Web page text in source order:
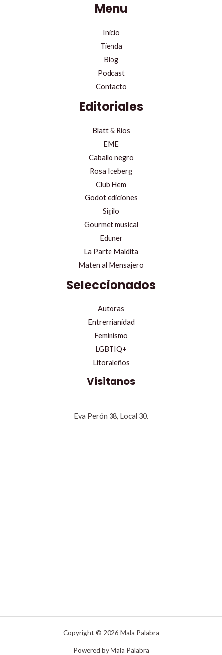
Menu
Inicio
Tienda
Blog
Podcast
Contacto
Editoriales
Blatt & Rios
EME
Caballo negro
Rosa Iceberg
Club Hem
Godot ediciones
Sigilo
Gourmet musical
Eduner
La Parte Maldita
Maten al Mensajero
Seleccionados
Autoras
Entrerrianidad
Feminismo
LGBTIQ+
Litoraleños
Visitanos
Eva Perón 38, Local 30.
Copyright © 2026 Mala Palabra
Powered by Mala Palabra